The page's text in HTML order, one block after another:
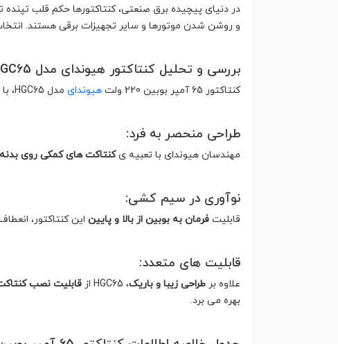
در دنیای پیچیده برق صنعتی، کنتاکتورها حکم قلب
و روشن شدن موتورها و سایر تجهیزات برقی هستند.
بررسی و تحلیل کنتاکتور هیوندای مدل HGC65 :
کنتاکتور 65 آمپر بوبین 220 ولت هیوندایمدل HGC65، با ظاهری شیک و باریک، در دسته ی محصولات باکیفیت و پرفروش این برند کره ای قرار می‌گیرد.
طراحی منحصر به فرد:
مهندسان هیوندای با تعبیه یکنتاکت های کمکی روی
نوآوری در سیم کشی:
قابلیت فرمان به بوبین از بالا و پاییناین کنتاکتور،
قابلیت های متعدد:
علاوه بر طراحی زیبا و باریک، HGC65 از قابلیت نصب
بهره می برد.